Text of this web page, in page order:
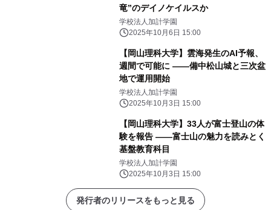
竜”のデイノケイルスか
学校法人加計学園
2025年10月6日 15:00
【岡山理科大学】雲海発生のAI予報、
週間で可能に ――備中松山城と三次盆
地で運用開始
学校法人加計学園
2025年10月3日 15:00
【岡山理科大学】33人が富士登山の体
験を報告 ――富士山の魅力を読みとく
基盤教育科目
学校法人加計学園
2025年10月3日 15:00
発行者のリリースをもっと見る